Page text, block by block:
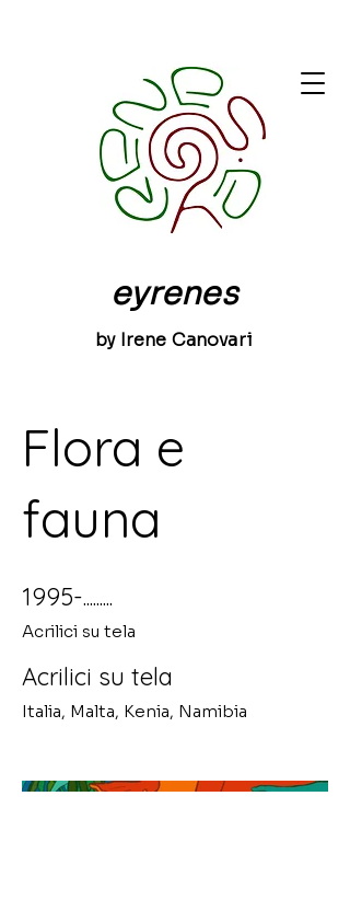
eyrenes
by Irene Canovari
Flora e
fauna
1995-.........
Acrilici su tela
Acrilici su tela
Italia, Malta, Kenia, Namibia